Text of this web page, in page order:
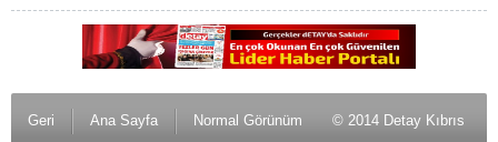
Geri Ana Sayfa Normal Görünüm © 2014 Detay Kıbrıs